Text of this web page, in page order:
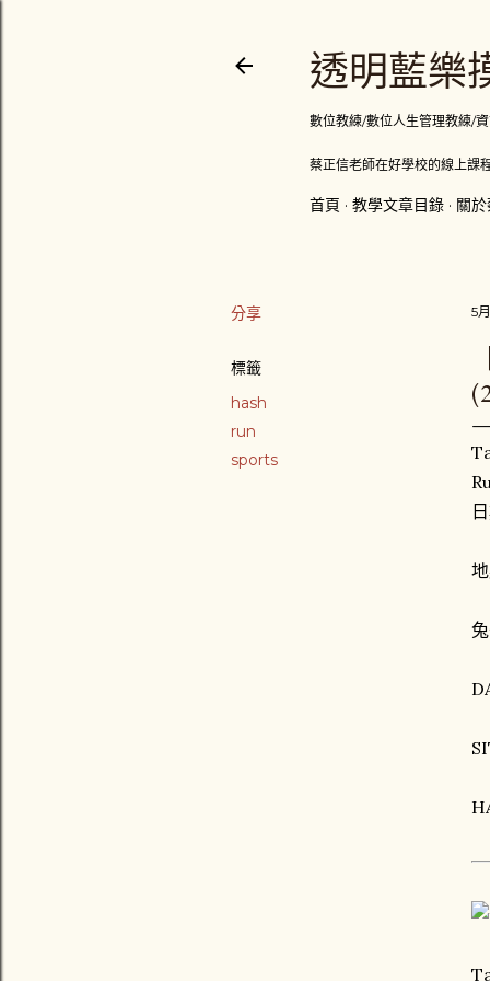
透明藍樂
數位教練/數位人生管理教練/
蔡正信老師在好學校的線上課
首頁 教學文章目錄 關
分享
標籤
hash
run
sports
5